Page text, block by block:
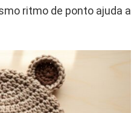
ritmo de ponto ajuda a